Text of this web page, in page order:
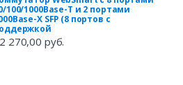
100/1000Base-T и 2 портами
X SFP (8 портов с
270,00 руб.